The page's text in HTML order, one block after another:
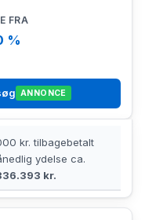
%
ANNONCE
kr. tilbagebetalt
ydelse ca.
kr.